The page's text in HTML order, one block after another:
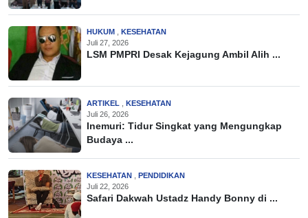
HUKUM
KESEHATAN
Juli 27, 2026
LSM PMPRI Desak Kejagung Ambil Alih ...
ARTIKEL
KESEHATAN
Juli 26, 2026
Inemuri: Tidur Singkat yang Mengungkap
Budaya ...
KESEHATAN
PENDIDIKAN
Juli 22, 2026
Safari Dakwah Ustadz Handy Bonny di ...